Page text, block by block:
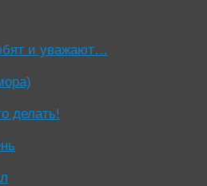
и уважают…
делать!